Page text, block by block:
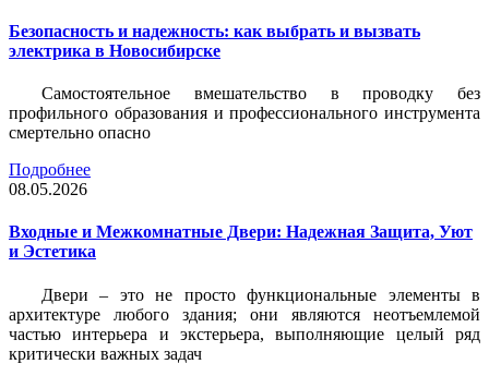
Безопасность и надежность: как выбрать и вызвать
электрика в Новосибирске
Самостоятельное вмешательство в проводку без
профильного образования и профессионального инструмента
смертельно опасно
Подробнее
08.05.2026
Входные и Межкомнатные Двери: Надежная Защита, Уют
и Эстетика
Двери – это не просто функциональные элементы в
архитектуре любого здания; они являются неотъемлемой
частью интерьера и экстерьера, выполняющие целый ряд
критически важных задач